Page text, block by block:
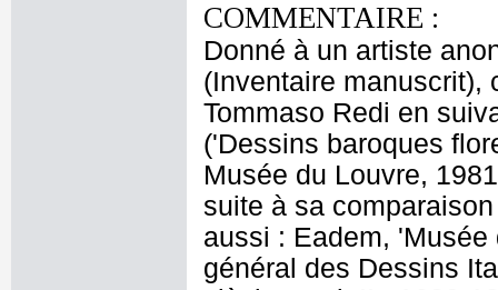
COMMENTAIRE :
Donné à un artiste
(Inventaire manuscrit),
Tommaso Redi en
('Dessins baroques
Musée du Louvre,
suite à sa
aussi : Eadem,
général des Dessins